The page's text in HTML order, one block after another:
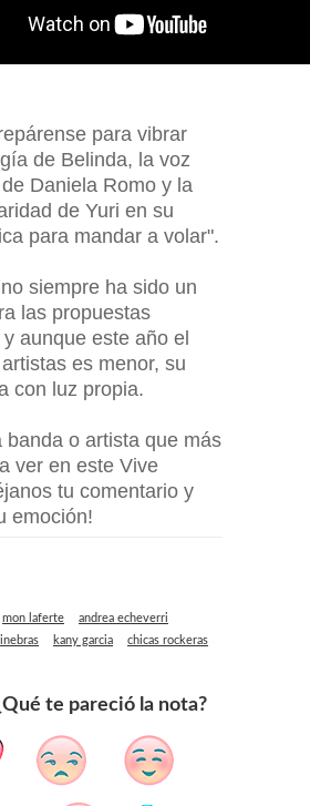
para vibrar
de Belinda, la voz
Daniela Romo y la
de Yuri en su
para mandar a volar".
siempre ha sido un
las propuestas
aunque este año el
es menor, su
con luz propia.
banda o artista que más
ver en este Vive
tu comentario y
emoción!
mon laferte
andrea echeverri
kany garcia
chicas rockeras
te pareció la nota?